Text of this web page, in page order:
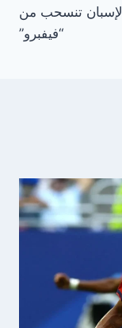
الإسبان تنسحب من
“فيفبرو”